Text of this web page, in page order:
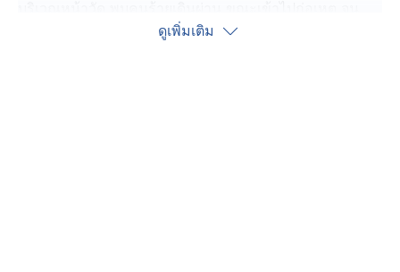
ตามไปจับกุม นายวิรัญ ผู้ก่อเหตุได้
ดูเพิ่มเติม